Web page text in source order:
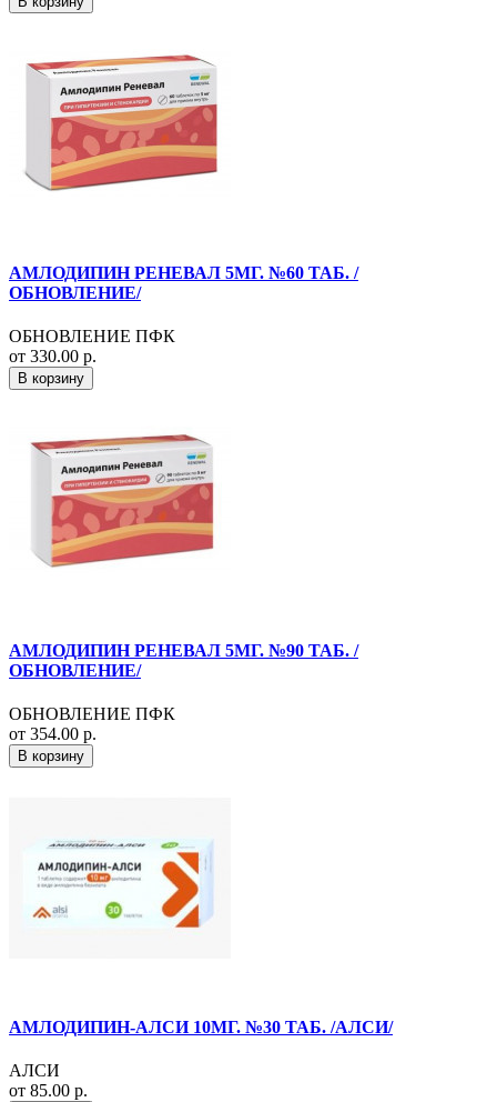
АМЛОДИПИН РЕНЕВАЛ 5МГ. №60 ТАБ. /
ОБНОВЛЕНИЕ/
ОБНОВЛЕНИЕ ПФК
от 330.00 р.
В корзину
АМЛОДИПИН РЕНЕВАЛ 5МГ. №90 ТАБ. /
ОБНОВЛЕНИЕ/
ОБНОВЛЕНИЕ ПФК
от 354.00 р.
В корзину
АМЛОДИПИН-АЛСИ 10МГ. №30 ТАБ. /АЛСИ/
АЛСИ
от 85.00 р.